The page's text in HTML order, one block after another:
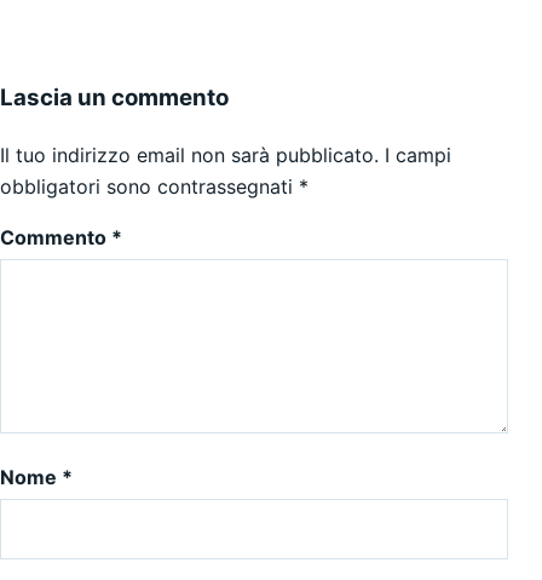
Lascia un commento
Il tuo indirizzo email non sarà pubblicato. I campi
obbligatori sono contrassegnati *
Commento *
Nome *